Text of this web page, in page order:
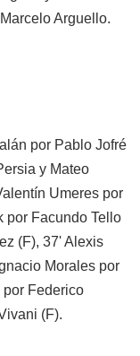
Arguello.
por Pablo Jofré
y Mateo
Umeres por
por Facundo Tello
(F), 37' Alexis
Morales por
Federico
(F).